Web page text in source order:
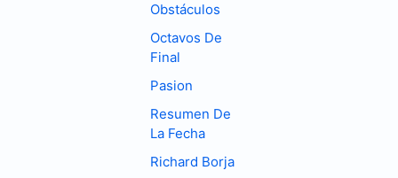
Obstáculos
Octavos De
Final
Pasion
Resumen De
La Fecha
Richard Borja